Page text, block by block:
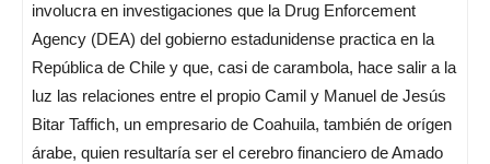
involucra en investigaciones que la Drug Enforcement
Agency (DEA) del gobierno estadunidense practica en la
República de Chile y que, casi de carambola, hace salir a la
luz las relaciones entre el propio Camil y Manuel de Jesús
Bitar Taffich, un empresario de Coahuila, también de orígen
árabe, quien resultaría ser el cerebro financiero de Amado